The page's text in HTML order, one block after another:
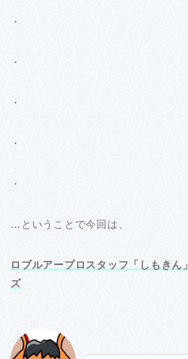
・
・
・
・
・
…ということで今回は、
ロブルアープロスタッフ「しもきん
ズ